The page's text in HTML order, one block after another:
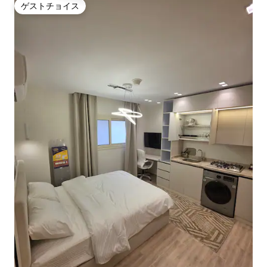
ゲストチョイス
ゲストチョイス